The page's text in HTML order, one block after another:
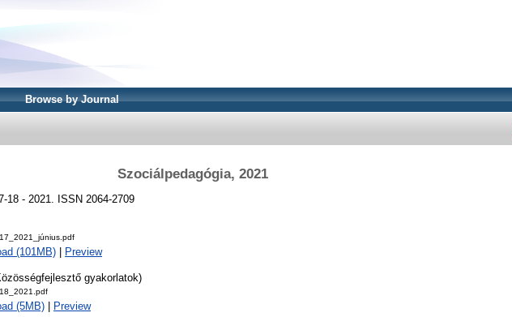
Browse by Journal
Szociálpedagógia, 2021
18 - 2021. ISSN 2064-2709
(101MB) Preview
gyakorlatok)
(5MB) Preview